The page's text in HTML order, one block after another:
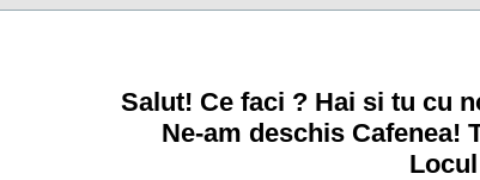
Salut! Ce faci ? Hai si tu cu
Ne-am deschis Cafenea!